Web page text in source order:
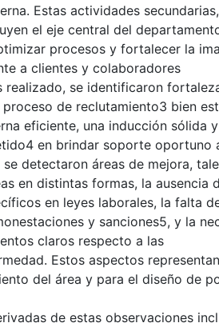
Estas actividades secundarias,
el eje central del
procesos y fortalecer la
a clientes y colaboradores
realizado, se identificaron
de reclutamiento3 bien
eficiente, una inducción sólida
en brindar soporte oportuno
detectaron áreas de mejora,
en distintas formas, la ausencia
en leyes laborales, la falta
y sanciones5, y la
claros respecto a las
Estos aspectos
del área y para el diseño de
de estas observaciones